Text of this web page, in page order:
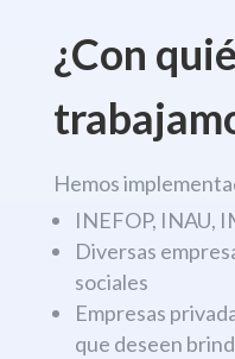
¿Con
Hemos
INEFOP, INAU,
Diversas
sociales
Empresas
que deseen